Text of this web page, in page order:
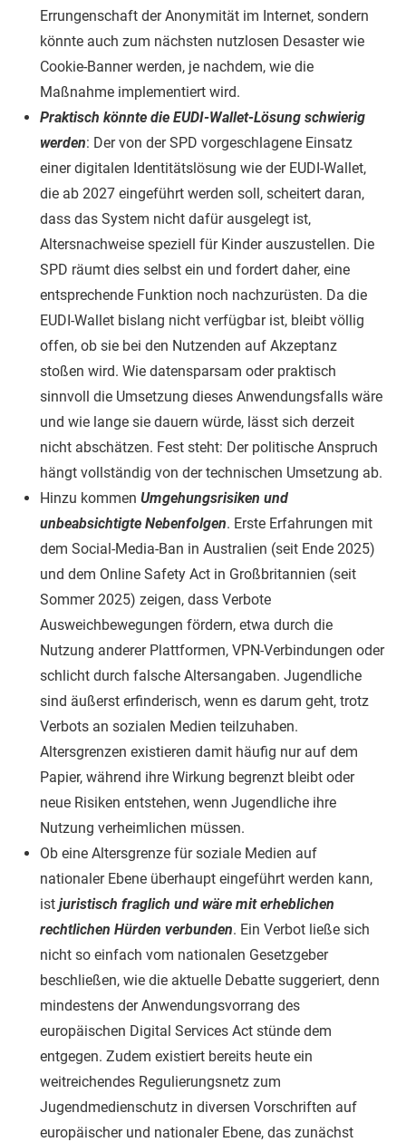
Errungenschaft der Anonymität im Internet, sondern
könnte auch zum nächsten nutzlosen Desaster wie
Cookie-Banner werden, je nachdem, wie die
Maßnahme implementiert wird.
Praktisch könnte die EUDI-Wallet-Lösung schwierig
werden: Der von der SPD vorgeschlagene Einsatz
einer digitalen Identitätslösung wie der EUDI-Wallet,
die ab 2027 eingeführt werden soll, scheitert daran,
dass das System nicht dafür ausgelegt ist,
Altersnachweise speziell für Kinder auszustellen. Die
SPD räumt dies selbst ein und fordert daher, eine
entsprechende Funktion noch nachzurüsten. Da die
EUDI-Wallet bislang nicht verfügbar ist, bleibt völlig
offen, ob sie bei den Nutzenden auf Akzeptanz
stoßen wird. Wie datensparsam oder praktisch
sinnvoll die Umsetzung dieses Anwendungsfalls wäre
und wie lange sie dauern würde, lässt sich derzeit
nicht abschätzen. Fest steht: Der politische Anspruch
hängt vollständig von der technischen Umsetzung ab.
Hinzu kommen Umgehungsrisiken und
unbeabsichtigte Nebenfolgen. Erste Erfahrungen mit
dem Social-Media-Ban in Australien (seit Ende 2025)
und dem Online Safety Act in Großbritannien (seit
Sommer 2025) zeigen, dass Verbote
Ausweichbewegungen fördern, etwa durch die
Nutzung anderer Plattformen, VPN-Verbindungen oder
schlicht durch falsche Altersangaben. Jugendliche
sind äußerst erfinderisch, wenn es darum geht, trotz
Verbots an sozialen Medien teilzuhaben.
Altersgrenzen existieren damit häufig nur auf dem
Papier, während ihre Wirkung begrenzt bleibt oder
neue Risiken entstehen, wenn Jugendliche ihre
Nutzung verheimlichen müssen.
Ob eine Altersgrenze für soziale Medien auf
nationaler Ebene überhaupt eingeführt werden kann,
ist juristisch fraglich und wäre mit erheblichen
rechtlichen Hürden verbunden. Ein Verbot ließe sich
nicht so einfach vom nationalen Gesetzgeber
beschließen, wie die aktuelle Debatte suggeriert, denn
mindestens der Anwendungsvorrang des
europäischen Digital Services Act stünde dem
entgegen. Zudem existiert bereits heute ein
weitreichendes Regulierungsnetz zum
Jugendmedienschutz in diversen Vorschriften auf
europäischer und nationaler Ebene, das zunächst